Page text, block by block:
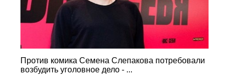
Против комика Семена Слепакова потребовали
возбудить уголовное дело - ...